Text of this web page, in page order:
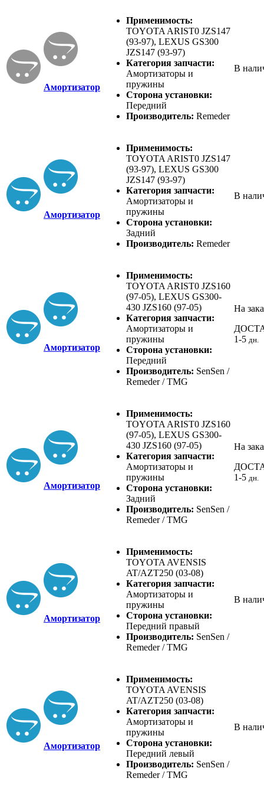
Амортизатор
Применимость:
TOYOTA ARIST0 JZS147
(93-97), LEXUS GS300
JZS147 (93-97)
Категория запчасти:
Амортизаторы и
пружины
Сторона установки:
Передний
Производитель: Remeder
В
Амортизатор
Применимость:
TOYOTA ARIST0 JZS147
(93-97), LEXUS GS300
JZS147 (93-97)
Категория запчасти:
Амортизаторы и
пружины
Сторона установки:
Задний
Производитель: Remeder
В
Амортизатор
Применимость:
TOYOTA ARIST0 JZS160
(97-05), LEXUS GS300-
430 JZS160 (97-05)
Категория запчасти:
Амортизаторы и
пружины
Сторона установки:
Передний
Производитель: SenSen /
Remeder / TMG
На
1-5 дн.
Амортизатор
Применимость:
TOYOTA ARIST0 JZS160
(97-05), LEXUS GS300-
430 JZS160 (97-05)
Категория запчасти:
Амортизаторы и
пружины
Сторона установки:
Задний
Производитель: SenSen /
Remeder / TMG
На
1-5 дн.
Амортизатор
Применимость:
TOYOTA AVENSIS
AT/AZT250 (03-08)
Категория запчасти:
Амортизаторы и
пружины
Сторона установки:
Передний правый
Производитель: SenSen /
Remeder / TMG
В
Амортизатор
Применимость:
TOYOTA AVENSIS
AT/AZT250 (03-08)
Категория запчасти:
Амортизаторы и
пружины
Сторона установки:
Передний левый
Производитель: SenSen /
Remeder / TMG
В